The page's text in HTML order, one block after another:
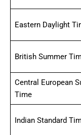
Eastern Daylight
British Summer
Central European
Time
Indian Standard